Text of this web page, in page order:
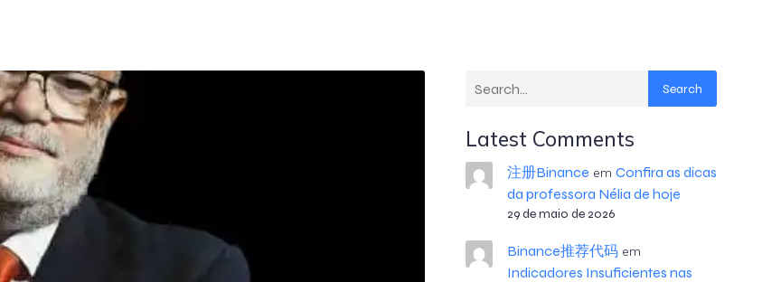
Search
Latest Comments
注册Binance em Confira as dicas
da professora Nélia de hoje
29 de maio de 2026
Binance推荐代码em
Indicadores Insuficientes nas